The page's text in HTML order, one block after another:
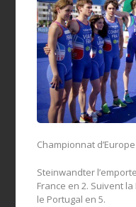
Championnat
Steinwandter
France en 2. Suivent
le Portugal en 5.